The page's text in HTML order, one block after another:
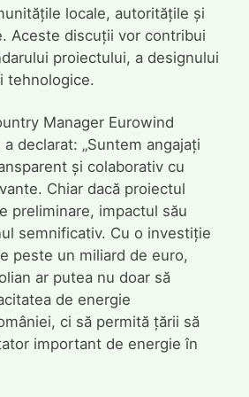
locale, autoritățile și
Aceste discuții vor contribui
proiectului, a designului
tehnologice.
Manager Eurowind
a declarat: „Suntem angajați
și colaborativ cu
Chiar dacă proiectul
preliminare, impactul său
semnificativ. Cu o investiție
peste un miliard de euro,
ar putea nu doar să
de energie
ci să permită țării să
important de energie în